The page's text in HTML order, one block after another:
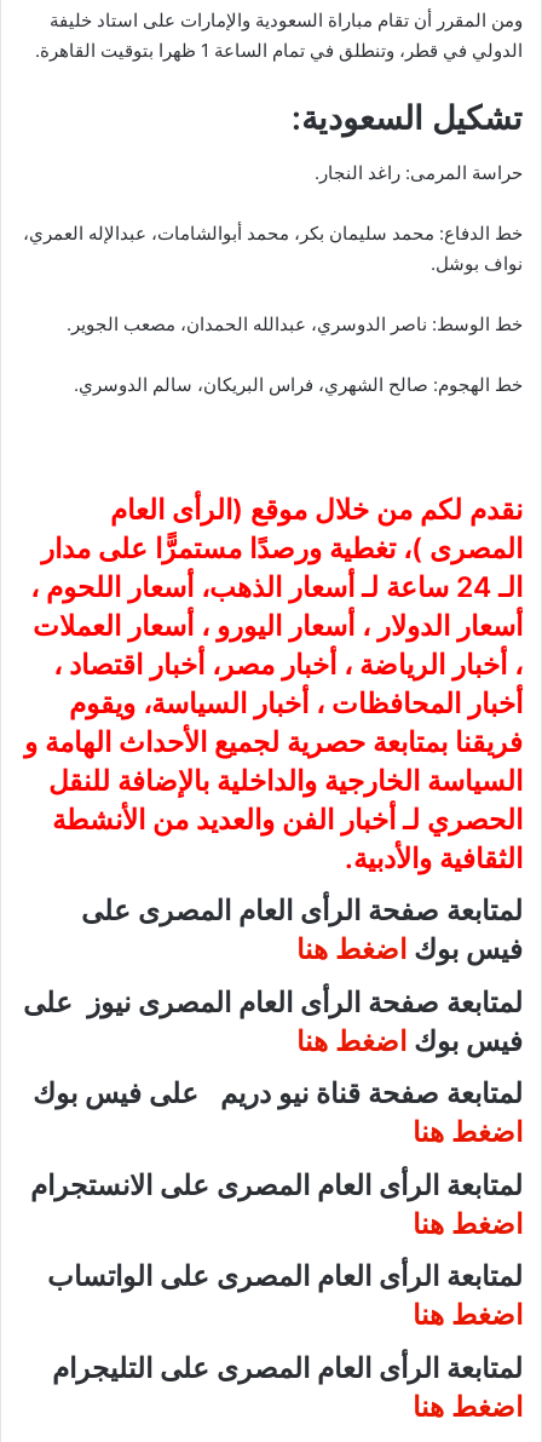
ومن المقرر أن تقام مباراة السعودية والإمارات على استاد خليفة
الدولي في قطر، وتنطلق في تمام الساعة 1 ظهرا بتوقيت القاهرة.
تشكيل السعودية:
حراسة المرمى: راغد النجار.
خط الدفاع: محمد سليمان بكر، محمد أبوالشامات، عبدالإله العمري،
نواف بوشل.
خط الوسط: ناصر الدوسري، عبدالله الحمدان، مصعب الجوير.
خط الهجوم: صالح الشهري، فراس البريكان، سالم الدوسري.
نقدم لكم من خلال موقع ( الرأى العام
المصرى )، تغطية ورصدًا مستمرًّا على مدار
الـ 24 ساعة لـ أسعار الذهب، أسعار اللحوم ،
أسعار الدولار ، أسعار اليورو ، أسعار العملات
، أخبار الرياضة ، أخبار مصر، أخبار اقتصاد ،
أخبار المحافظات ، أخبار السياسة، ويقوم
فريقنا بمتابعة حصرية لجميع الأحداث الهامة و
السياسة الخارجية والداخلية بالإضافة للنقل
الحصري لـ أخبار الفن والعديد من الأنشطة
الثقافية والأدبية.
لمتابعة صفحة الرأى العام المصرى على
فيس بوك اضغط هنا
لمتابعة صفحة الرأى العام المصرى نيوز على
فيس بوك اضغط هنا
لمتابعة صفحة قناة نيو دريم على فيس بوك
اضغط هنا
لمتابعة الرأى العام المصرى على الانستجرام
اضغط هنا
لمتابعة الرأى العام المصرى على الواتساب
اضغط هنا
لمتابعة الرأى العام المصرى على التليجرام
اضغط هنا